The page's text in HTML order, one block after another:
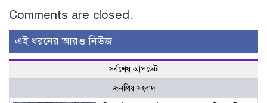
Comments are closed.
এই ধরনের আরও নিউজ
সর্বশেষ আপডেট
জনপ্রিয় সংবাদ